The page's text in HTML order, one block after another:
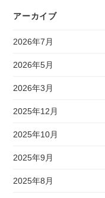
アーカイブ
2026年7月
2026年5月
2026年3月
2025年12月
2025年10月
2025年9月
2025年8月